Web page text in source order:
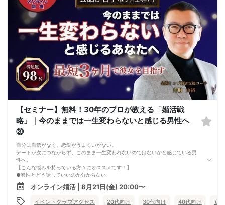
【セミナー】無料！30年のプロが教える「婚活戦
略」｜今のままでは一生変わらないと感じる男性へ
⑳
自分に自信がなく、恋愛がうまくいかない。
デートが次につながらず、このまま一生変われないのではないかと感じている男
性へ。
【こんな悩みを持っている方々にオススメです！】
●異性とどう話していいのか分からない
●婚活パーティー、合コンで上手くいかない
●デートやお見合いが２回目につながらない
●今のままでは一生変わらない気がする
オンライン婚活 | 8月21日(金) 20:00〜
イベントクラブアクセス 20代向け 30代向け 40代向け 女